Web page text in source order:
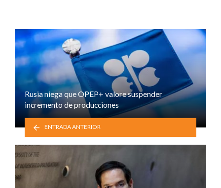
Rusia niega que OPEP+ valore suspender
incremento de producciones
ENTRADA ANTERIOR